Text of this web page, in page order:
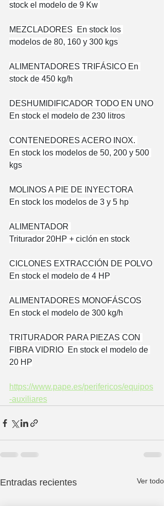
stock el modelo de 9 Kw
MEZCLADORES  En stock los
modelos de 80, 160 y 300 kgs
ALIMENTADORES TRIFÁSICO En
stock de 450 kg/h
DESHUMIDIFICADOR TODO EN UNO
En stock el modelo de 230 litros
CONTENEDORES ACERO INOX.
En stock los modelos de 50, 200 y 500
kgs
MOLINOS A PIE DE INYECTORA
En stock los modelos de 3 y 5 hp
ALIMENTADOR
Triturador 20HP + ciclón en stock
CICLONES EXTRACCIÓN DE POLVO
En stock el modelo de 4 HP
ALIMENTADORES MONOFÁSCOS
En stock el modelo de 300 kg/h
TRITURADOR PARA PIEZAS CON
FIBRA VIDRIO  En stock el modelo de
20 HP
https://www.pape.es/perifericos/equipos
-auxiliares
Entradas recientes Ver todo